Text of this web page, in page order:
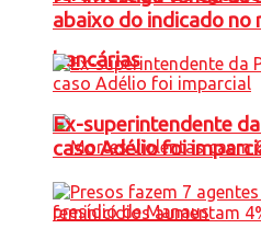
bancárias
abaixo do indicado no
Ex-superintendente
caso Adélio foi